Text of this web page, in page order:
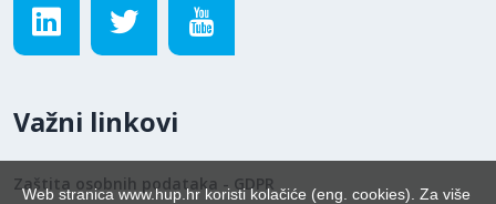
Važni linkovi
Zaštita osobnih podataka - GDPR
Web stranica www.hup.hr koristi kolačiće (eng. cookies). Za više